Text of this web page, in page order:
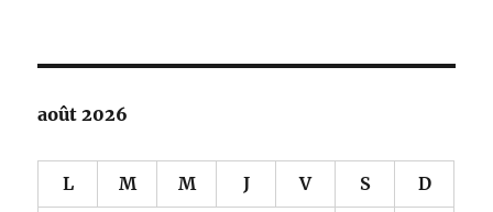
août 2026
L M M J V S D